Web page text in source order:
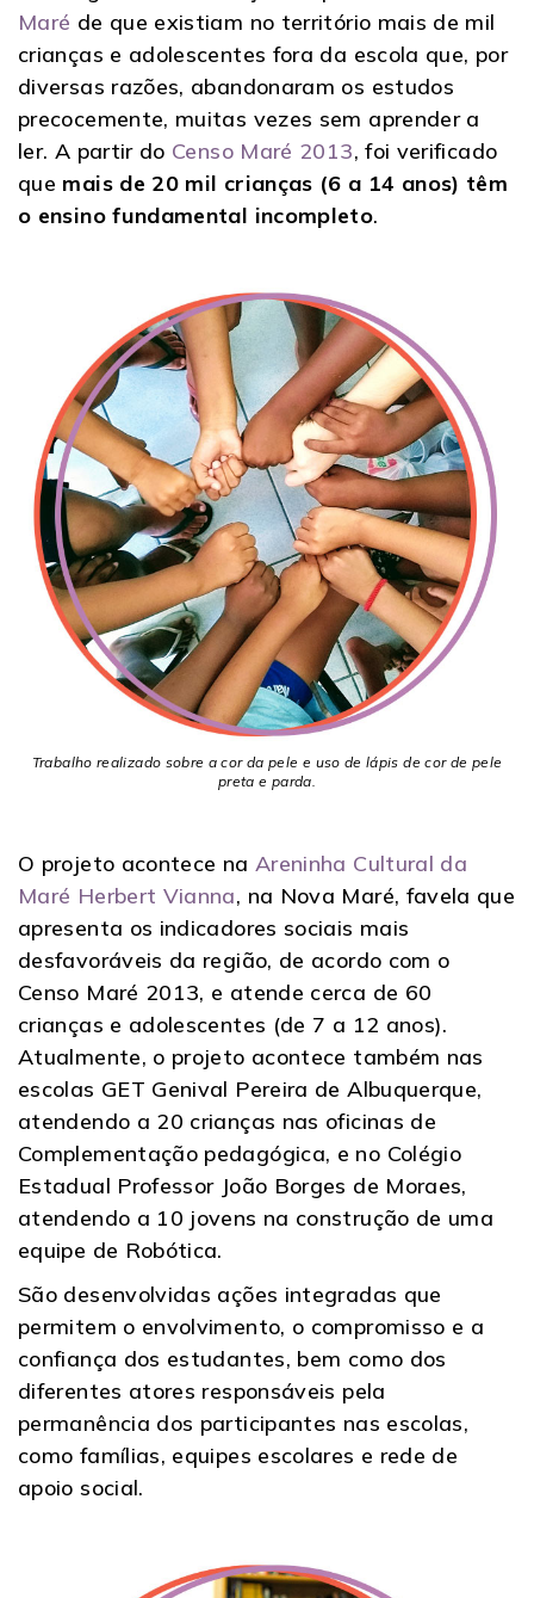
Maré de que existiam no território mais de mil
crianças e adolescentes fora da escola que, por
diversas razões, abandonaram os estudos
precocemente, muitas vezes sem aprender a
ler. A partir do Censo Maré 2013, foi verificado
que mais de 20 mil crianças (6 a 14 anos) têm
o ensino fundamental incompleto.
Trabalho realizado sobre a cor da pele e uso de lápis de cor de pele
preta e parda.
O projeto acontece na Areninha Cultural da
Maré Herbert Vianna, na Nova Maré, favela que
apresenta os indicadores sociais mais
desfavoráveis da região, de acordo com o
Censo Maré 2013, e atende cerca de 60
crianças e adolescentes (de 7 a 12 anos).
Atualmente, o projeto acontece também nas
escolas GET Genival Pereira de Albuquerque,
atendendo a 20 crianças nas oficinas de
Complementação pedagógica, e no Colégio
Estadual Professor João Borges de Moraes,
atendendo a 10 jovens na construção de uma
equipe de Robótica.
São desenvolvidas ações integradas que
permitem o envolvimento, o compromisso e a
confiança dos estudantes, bem como dos
diferentes atores responsáveis pela
permanência dos participantes nas escolas,
como famílias, equipes escolares e rede de
apoio social.